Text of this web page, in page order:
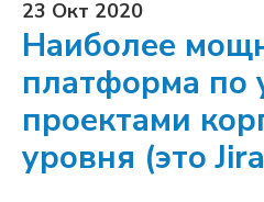
23 Окт 2020
Наиболее
платформа по
проектами
уровня (это